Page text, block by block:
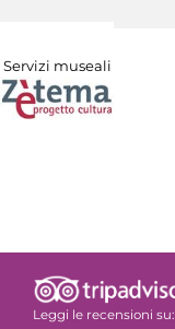
Servizi museali
Leggi le recensioni su: